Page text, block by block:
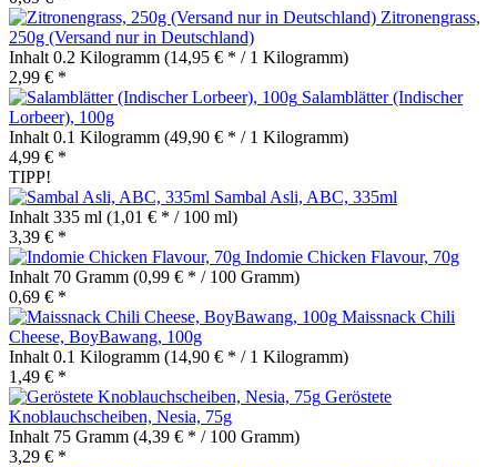
Zitronengrass,
250g (Versand nur in Deutschland)
Inhalt 0.2 Kilogramm (14,95 € * / 1 Kilogramm)
2,99 € *
Salamblätter (Indischer
Lorbeer), 100g
Inhalt 0.1 Kilogramm (49,90 € * / 1 Kilogramm)
4,99 € *
TIPP!
Sambal Asli, ABC, 335ml
Inhalt 335 ml (1,01 € * / 100 ml)
3,39 € *
Indomie Chicken Flavour, 70g
Inhalt 70 Gramm (0,99 € * / 100 Gramm)
0,69 € *
Maissnack Chili
Cheese, BoyBawang, 100g
Inhalt 0.1 Kilogramm (14,90 € * / 1 Kilogramm)
1,49 € *
Geröstete
Knoblauchscheiben, Nesia, 75g
Inhalt 75 Gramm (4,39 € * / 100 Gramm)
3,29 € *